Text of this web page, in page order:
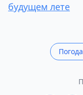
будущем лете
Погода